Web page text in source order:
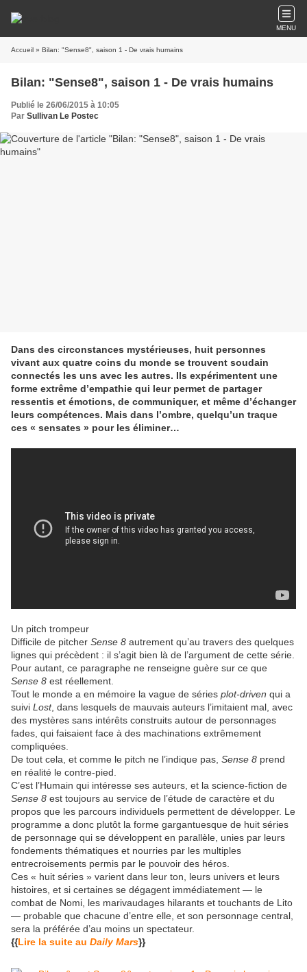
MENU
Accueil » Bilan: "Sense8", saison 1 - De vrais humains
Bilan: "Sense8", saison 1 - De vrais humains
Publié le 26/06/2015 à 10:05
Par Sullivan Le Postec
Dans des circonstances mystérieuses, huit personnes
vivant aux quatre coins du monde se trouvent soudain
connectés les uns avec les autres. Ils expérimentent une
forme extrême d’empathie qui leur permet de partager
ressentis et émotions, de communiquer, et même d’échanger
leurs compétences. Mais dans l’ombre, quelqu’un traque
ces « sensates » pour les éliminer…
Un pitch trompeur
Difficile de pitcher Sense 8 autrement qu’au travers des quelques
lignes qui précèdent : il s’agit bien là de l’argument de cette série.
Pour autant, ce paragraphe ne renseigne guère sur ce que
Sense 8 est réellement.
Tout le monde a en mémoire la vague de séries plot-driven qui a
suivi Lost, dans lesquels de mauvais auteurs l’imitaient mal, avec
des mystères sans intérêts construits autour de personnages
fades, qui faisaient face à des machinations extrêmement
compliquées.
De tout cela, et comme le pitch ne l’indique pas, Sense 8 prend
en réalité le contre-pied.
C’est l’Humain qui intéresse ses auteurs, et la science-fiction de
Sense 8 est toujours au service de l’étude de caractère et du
propos que les parcours individuels permettent de développer. Le
programme a donc plutôt la forme gargantuesque de huit séries
de personnage qui se développent en parallèle, unies par leurs
fondements thématiques et nourries par les multiples
entrecroisements permis par le pouvoir des héros.
Ces « huit séries » varient dans leur ton, leurs univers et leurs
histoires, et si certaines se dégagent immédiatement — le
combat de Nomi, les marivaudages hilarants et touchants de Lito
— probable que chacune d’entre elle, et son personnage central,
sera la préférée d’au moins un spectateur.
{{Lire la suite au Daily Mars}}